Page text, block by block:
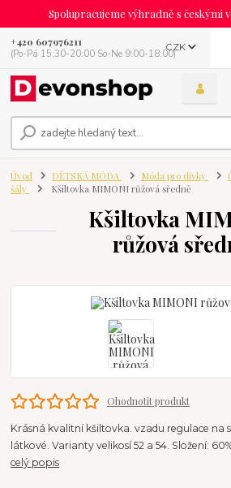
Spolupracujeme výhradně s
CZK
+420 607976211
(Po-Pá 15:30-20:00 So-Ne 9:00-18:00)
Úvod DĚTSKÁ MÓDA Móda pro dívky
šály
Kšiltovka MIMONI růžová sředně
Kšiltovka
růžová
Ohodnotit produkt
Krásná kvalitní kšiltovka. vzadu regulace na
látkové. Varianty velikosí 52 a 54. Složení:
celý popis